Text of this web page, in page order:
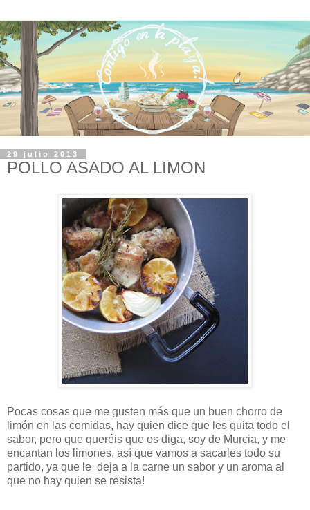
29 julio 2013
POLLO ASADO AL LIMON
Pocas cosas que me gusten más que un buen chorro de
limón en las comidas, hay quien dice que les quita todo el
sabor, pero que queréis que os diga, soy de Murcia, y me
encantan los limones, así que vamos a sacarles todo su
partido, ya que le deja a la carne un sabor y un aroma al
que no hay quien se resista!